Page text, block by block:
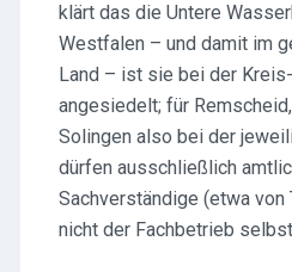
klärt das die Untere
Westfalen – und damit im
Land – ist sie bei der
angesiedelt; für
Solingen also bei der
dürfen ausschließlich
Sachverständige (etwa von
nicht der Fachbetrieb